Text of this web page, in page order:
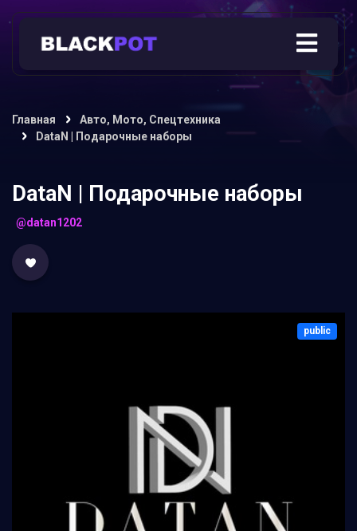
Главная
Авто, Мото, Спецтехника
DataN | Подарочные наборы
DataN | Подарочные наборы
@datan1202
public